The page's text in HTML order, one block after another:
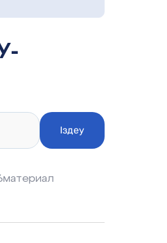
Іздеу
материал